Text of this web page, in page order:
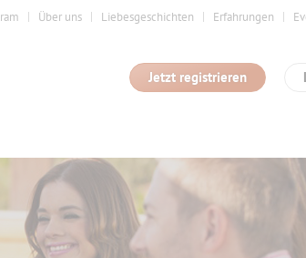
Über uns Liebesgeschichten Erfahrungen
Jetzt registrieren